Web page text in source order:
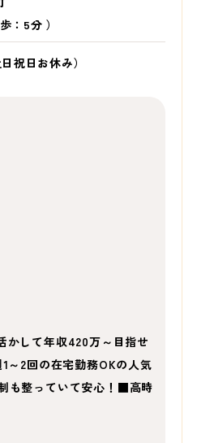
：5分 ）
日祝日お休み）
して年収420万～目指せ
～2回の在宅勤務OKの人気
も整っていて安心！■高時